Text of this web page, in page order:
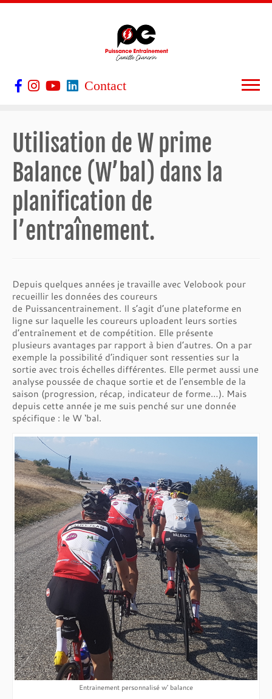
Contact
Utilisation de W prime
Balance (W’bal) dans la
planification de
l’entraînement.
Depuis quelques années je travaille avec Velobook pour
recueillir les données des coureurs
de Puissancentrainement. Il s’agit d’une plateforme en
ligne sur laquelle les coureurs uploadent leurs sorties
d’entraînement et de compétition. Elle présente
plusieurs avantages par rapport à bien d’autres. On a par
exemple la possibilité d’indiquer sont ressenties sur la
sortie avec trois échelles différentes. Elle permet aussi une
analyse poussée de chaque sortie et de l’ensemble de la
saison (progression, récap, indicateur de forme…). Mais
depuis cette année je me suis penché sur une donnée
spécifique : le W ‘bal.
Entrainement personnalisé w’ balance